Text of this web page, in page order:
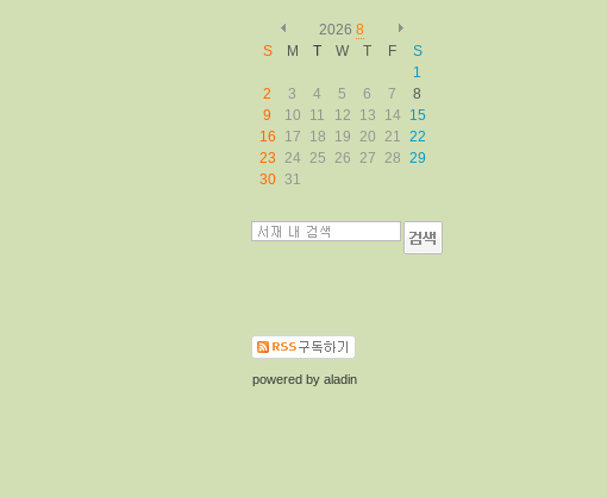
2026 8
S
M T W T F
S
1
2
3 4 5 6 7
8
9
10 11 12 13 14
15
16
17 18 19 20 21 22
23 24 25 26 27 28 29
30
31
powered by aladin